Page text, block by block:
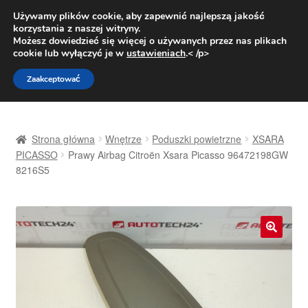
DOSTAWA od 31 zł
Pn.-pt. 9:00-16:00800 003 167
Przejdź
do
nawigacji
Przejdź
do
treści
Dostawa
Kontakt
Strona główna Wnętrze Poduszki powietrzne
XSARA
PICASSO
Prawy Airbag Citroën Xsara Picasso 96472198GW
8216S5
🔍
Używamy plików cookie, aby zapewnić najlepszą jakość
korzystania z naszej witryny.
Możesz dowiedzieć się więcej o używanych przez nas plikach
cookie lub wyłączyć je w ustawieniach.< /p>
Zaakceptować